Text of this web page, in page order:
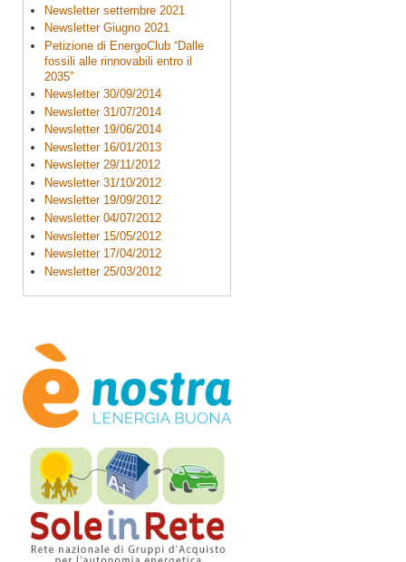
Newsletter settembre 2021
Newsletter Giugno 2021
Petizione di EnergoClub “Dalle
fossili alle rinnovabili entro il
2035”
Newsletter 30/09/2014
Newsletter 31/07/2014
Newsletter 19/06/2014
Newsletter 16/01/2013
Newsletter 29/11/2012
Newsletter 31/10/2012
Newsletter 19/09/2012
Newsletter 04/07/2012
Newsletter 15/05/2012
Newsletter 17/04/2012
Newsletter 25/03/2012